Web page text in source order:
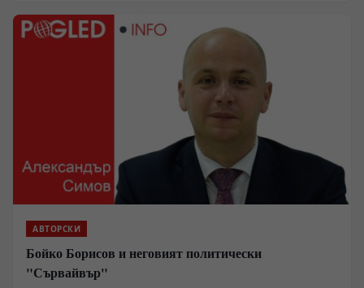
АВТОРСКИ
Бойко Борисов и неговият политически
"Сървайвър"